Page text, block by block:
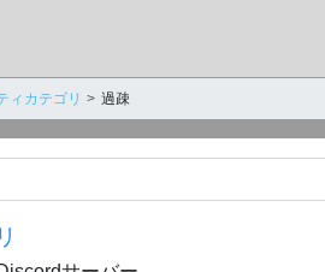
ィカテゴリ 過疎